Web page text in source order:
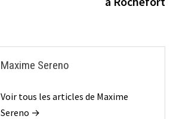
Maxime Sereno
Voir tous les articles de Maxime
Sereno →